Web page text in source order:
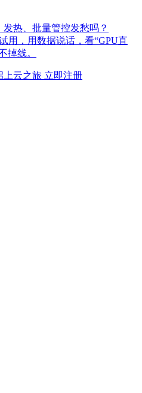
热、批量管控发愁吗？
用，用数据说话，看“GPU直
掉线。
上云之旅 立即注册